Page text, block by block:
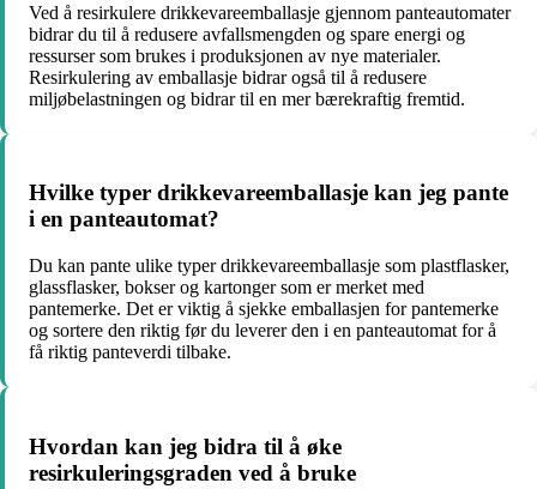
Ved å resirkulere drikkevareemballasje gjennom panteautomater
bidrar du til å redusere avfallsmengden og spare energi og
ressurser som brukes i produksjonen av nye materialer.
Resirkulering av emballasje bidrar også til å redusere
miljøbelastningen og bidrar til en mer bærekraftig fremtid.
Hvilke typer drikkevareemballasje kan jeg pante
i en panteautomat?
Du kan pante ulike typer drikkevareemballasje som plastflasker,
glassflasker, bokser og kartonger som er merket med
pantemerke. Det er viktig å sjekke emballasjen for pantemerke
og sortere den riktig før du leverer den i en panteautomat for å
få riktig panteverdi tilbake.
Hvordan kan jeg bidra til å øke
resirkuleringsgraden ved å bruke